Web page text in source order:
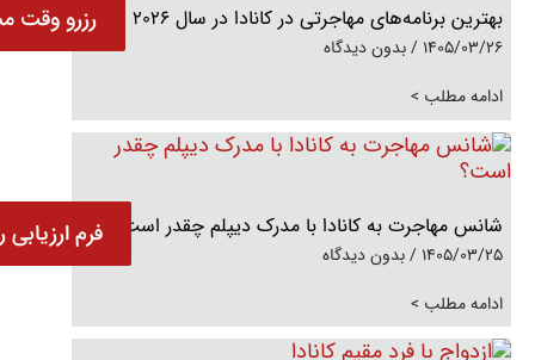
بهترین برنامه‌های مهاجرتی در کانادا در سال 2026
1405/03/26
بدون دیدگاه
ادامه مطلب >
شانس مهاجرت به کانادا با مدرک دیپلم چقدر است؟
1405/03/25
بدون دیدگاه
ادامه مطلب >
رزرو وقت
فرم ارزیابی